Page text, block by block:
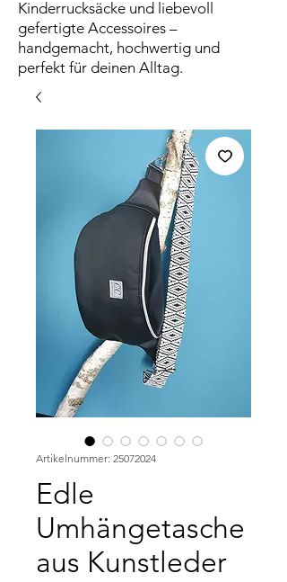
Kinderrucksäcke und liebevoll
gefertigte Accessoires –
handgemacht, hochwertig und
perfekt für deinen Alltag.
Artikelnummer: 25072024
Edle
Umhängetasche
aus Kunstleder